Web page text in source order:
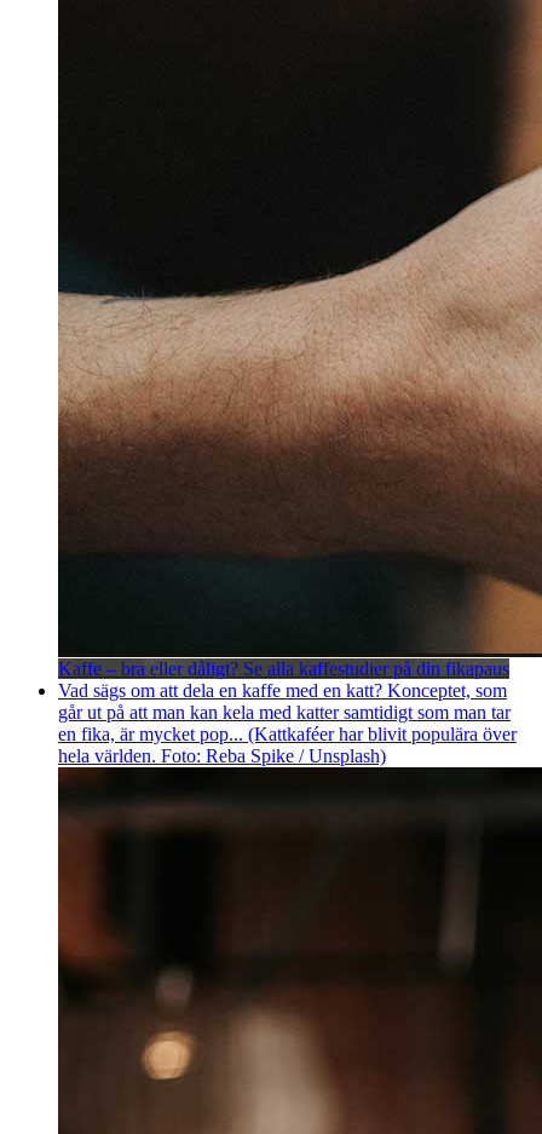
Kaffe – bra eller dåligt? Se alla kaffestudier på din fikapaus
Vad sägs om att dela en kaffe med en katt? Konceptet, som
går ut på att man kan kela med katter samtidigt som man tar
en fika, är mycket pop... (Kattkaféer har blivit populära över
hela världen. Foto: Reba Spike / Unsplash)